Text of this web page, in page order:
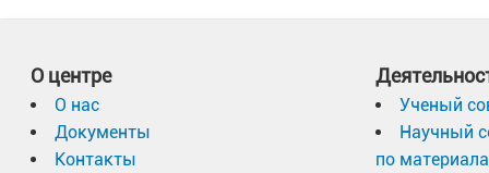
О центре
О нас
Документы
Контакты
Ученый
Научный
по